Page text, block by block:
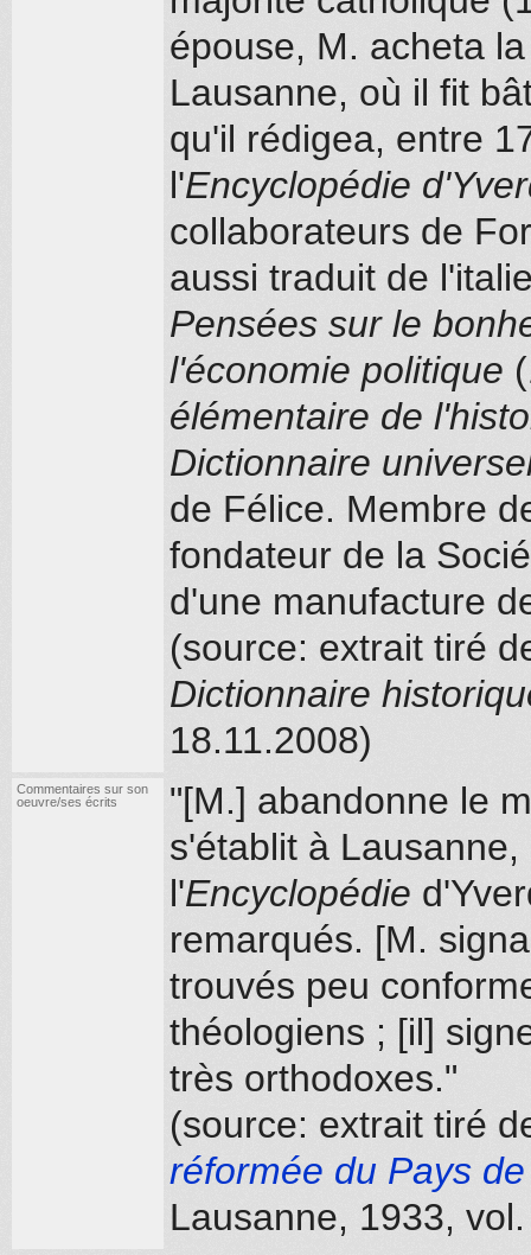
épouse, M. acheta
Lausanne, où il fit
qu'il rédigea, entre
l'Encyclopédie
collaborateurs de
aussi traduit de
Pensées sur le
l'économie politique
élémentaire de
Dictionnaire
de Félice. Membre
fondateur de la
d'une manufacture
(source: extrait tiré
Dictionnaire
18.11.2008)
Commentaires sur son
oeuvre/ses écrits
"[M.] abandonne le
s'établit à
l'Encyclopédie
remarqués. [M.
trouvés peu
théologiens ; [il]
très orthodoxes."
(source: extrait tiré
réformée du Pays
Lausanne, 1933,